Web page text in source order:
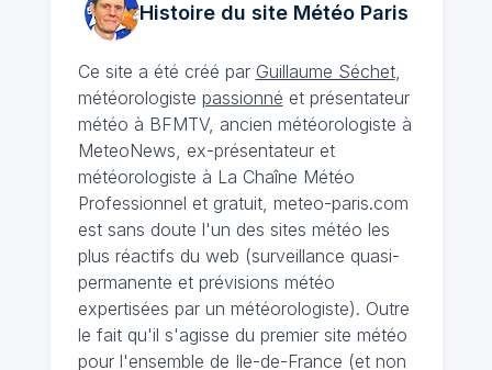
Histoire du site MétéoParis
Ce site a été créé par Guillaume Séchet,
météorologiste passionné et présentateur
météo à BFMTV, ancien météorologiste à
MeteoNews, ex-présentateur et
météorologiste à La Chaîne Météo
Professionnel et gratuit, meteo-paris.com
est sans doute l'un des sites météo les
plus réactifs du web (surveillance quasi-
permanente et prévisions météo
expertisées par un météorologiste). Outre
le fait qu'il s'agisse du premier site météo
pour l'ensemble de Ile-de-France (et non